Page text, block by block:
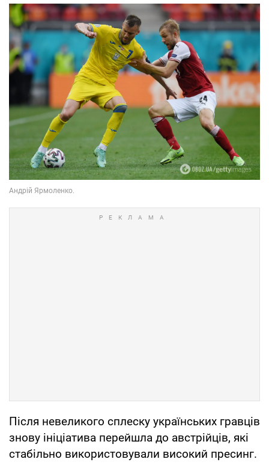
Після невеликого сплеску українських гравців
знову ініціатива перейшла до австрійцiв, які
стабільно використовували високий пресинг.